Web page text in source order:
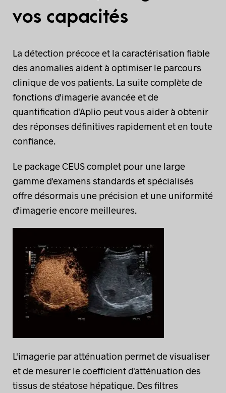
vos capacités
La détection précoce et la caractérisation fiable
des anomalies aident à optimiser le parcours
clinique de vos patients. La suite complète de
fonctions d'imagerie avancée et de
quantification d'Aplio peut vous aider à obtenir
des réponses définitives rapidement et en toute
confiance.
Le package CEUS complet pour une large
gamme d'examens standards et spécialisés
offre désormais une précision et une uniformité
d'imagerie encore meilleures.
L'imagerie par atténuation permet de visualiser
et de mesurer le coefficient d'atténuation des
tissus de stéatose hépatique. Des filtres